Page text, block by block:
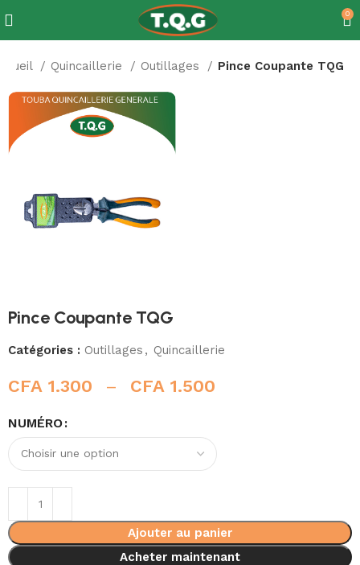
0
Quincaillerie Outillages Pince Coupante TQG
Pince Coupante TQG
Catégories : Outillages , Quincaillerie
CFA 1.300 – CFA 1.500
NUMÉRO
Ajouter au panier
Acheter maintenant